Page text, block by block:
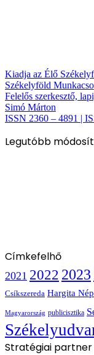
Kiadja az Élő
Székelyföld
Felelős szerkesztő,
Simó Márton
ISSN 2360 – 4891 |
Legutóbb
Címkefelhő
2021 2022 2023
Csíkszereda Hargita
Magyarország publicisztika
Stratégiai partner